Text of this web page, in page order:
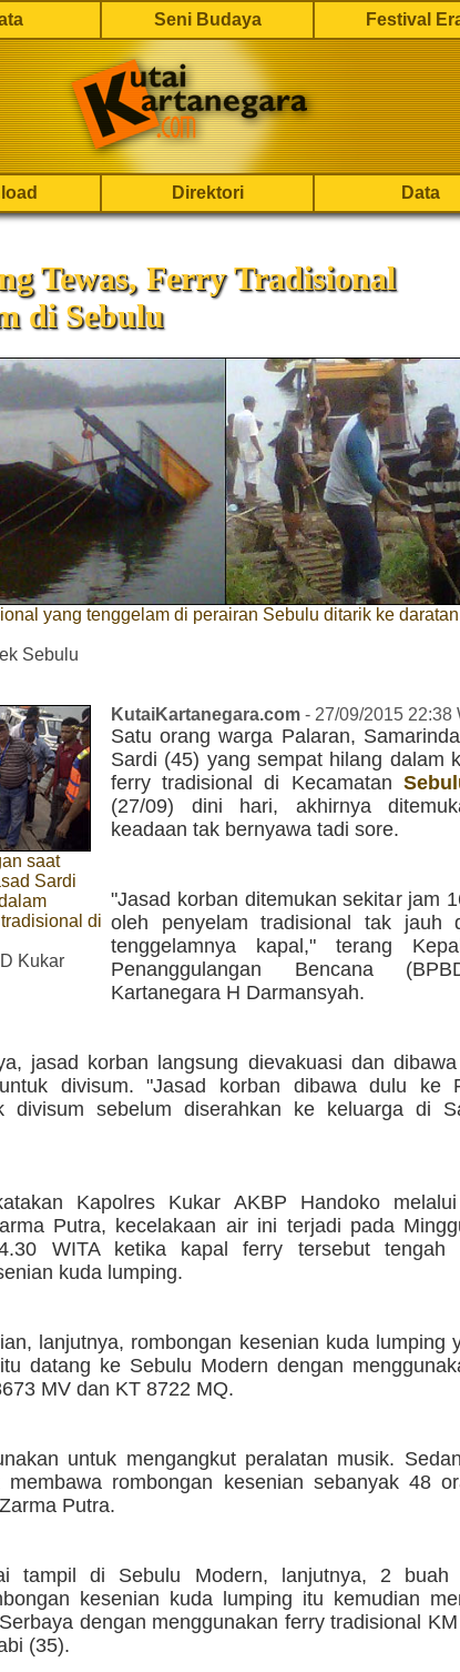
Seni Budaya Festival
Direktori Data
Tewas, Ferry Tradisional
di Sebulu
yang tenggelam di perairan Sebulu ditarik ke
Sebulu
saat
Sardi
di
Kukar
KutaiKartanegara.com - 27/09/2015 22:38
Satu orang warga Palaran,
Sardi (45) yang sempat hilang dalam
ferry tradisional di Kecamatan
(27/09) dini hari, akhirnya
keadaan tak bernyawa tadi sore.
"Jasad korban ditemukan sekitar jam
oleh penyelam tradisional tak jauh
tenggelamnya kapal," terang
Penanggulangan Bencana
Kartanegara H Darmansyah.
jasad korban langsung dievakuasi dan
divisum. "Jasad korban dibawa dulu ke
divisum sebelum diserahkan ke keluarga di
Kapolres Kukar AKBP Handoko
Putra, kecelakaan air ini terjadi pada
WITA ketika kapal ferry tersebut tengah
kuda lumping.
lanjutnya, rombongan kesenian kuda lumping
datang ke Sebulu Modern dengan
MV dan KT 8722 MQ.
untuk mengangkut peralatan musik.
rombongan kesenian sebanyak 48
Putra.
tampil di Sebulu Modern, lanjutnya, 2 buah
kesenian kuda lumping itu kemudian
dengan menggunakan ferry tradisional
(35).